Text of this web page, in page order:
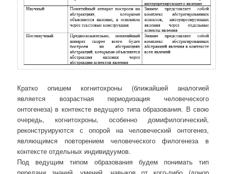
Кратко опишем когнитохроны (ближайшей аналогией
является возрастная периодизация человеческого
онтогенеза) в контексте ведущего типа образования. В свою
очередь, когнитохроны, особенно домифилогический,
реконструируются с опорой на человеческий онтогенез,
являющимся повторением человеческого филогенеза в
контексте отдельных индивидуумов.
Под ведущим типом образования будем понимать тип